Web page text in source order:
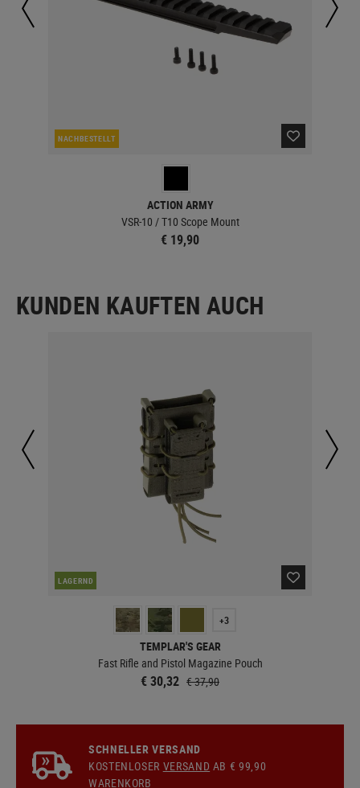
NACHBESTELLT
ACTION ARMY
VSR-10 / T10 Scope Mount
€ 19,90
KUNDEN KAUFTEN AUCH
LAGERND
+3
TEMPLAR'S GEAR
Fast Rifle and Pistol Magazine Pouch
€ 30,32 € 37,90
SCHNELLER VERSAND
KOSTENLOSER VERSAND AB € 99,90
WARENKORB